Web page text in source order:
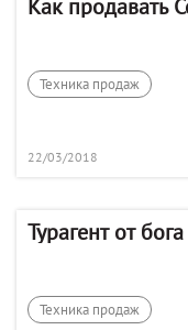
Как продавать
Техника продаж
22/03/2018
Турагент от
Техника продаж